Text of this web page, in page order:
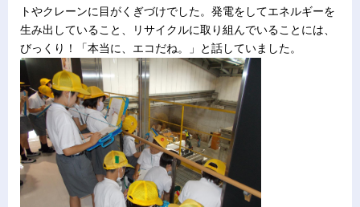
トやクレーンに目がくぎづけでした。発電をしてエネルギーを
生み出していること、リサイクルに取り組んでいることには、
びっくり！「本当に、エコだね。」と話していました。